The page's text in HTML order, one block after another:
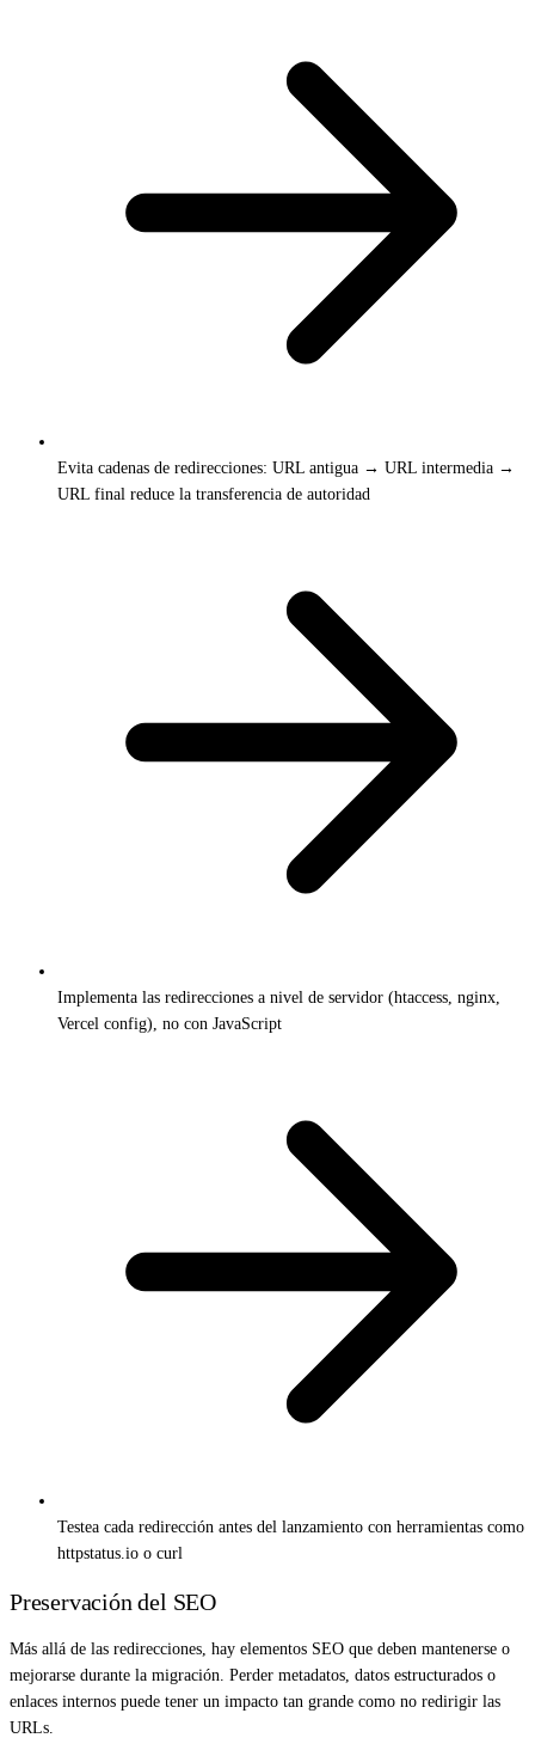
Evita cadenas de redirecciones: URL antigua → URL intermedia →
URL final reduce la transferencia de autoridad
Implementa las redirecciones a nivel de servidor (htaccess, nginx,
Vercel config), no con JavaScript
Testea cada redirección antes del lanzamiento con herramientas como
httpstatus.io o curl
Preservación del SEO
Más allá de las redirecciones, hay elementos SEO que deben mantenerse o
mejorarse durante la migración. Perder metadatos, datos estructurados o
enlaces internos puede tener un impacto tan grande como no redirigir las
URLs.